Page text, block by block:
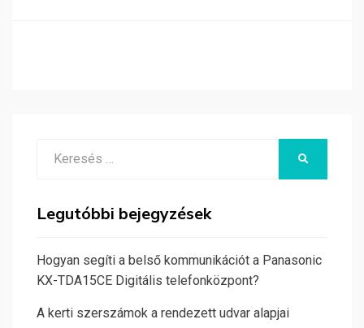
Legutóbbi bejegyzések
Hogyan segíti a belső kommunikációt a Panasonic
KX-TDA15CE Digitális telefonközpont?
A kerti szerszámok a rendezett udvar alapjai